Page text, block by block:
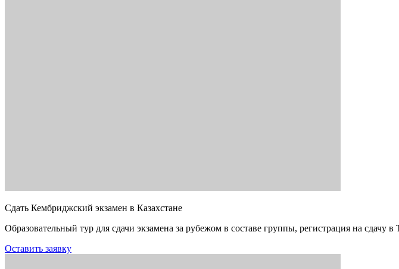
Сдать Кембриджский экзамен в Казахстане
Образовательный тур для сдачи экзамена за рубежом в составе группы, регистрация на сдачу в
Оставить заявку